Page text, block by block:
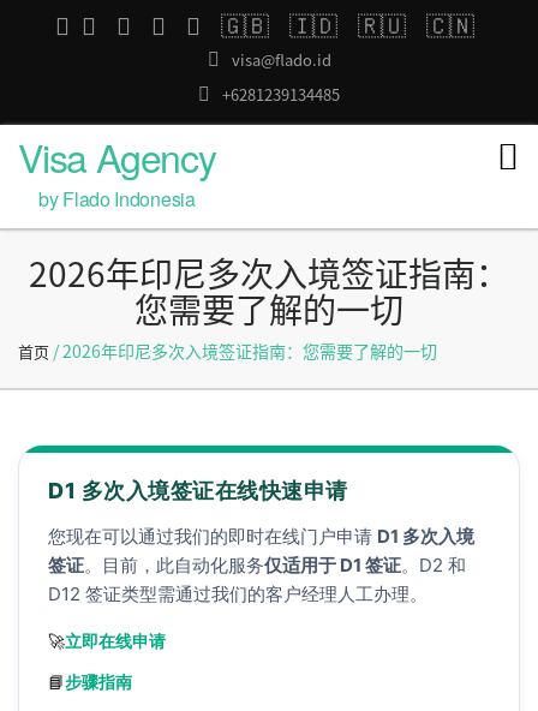
🇬🇧 🇮🇩 🇷🇺 🇨🇳
visa@flado.id
+6281239134485
Visa Agency
by Flado Indonesia
2026年印尼多次入境签证指南：
您需要了解的一切
首页 / 2026年印尼多次入境签证指南：您需要了解的一切
D1 多次入境签证在线快速申请
您现在可以通过我们的即时在线门户申请 D1 多次入境
签证。目前，此自动化服务仅适用于 D1 签证。D2 和
D12 签证类型需通过我们的客户经理人工办理。
🚀立即在线申请
📘步骤指南